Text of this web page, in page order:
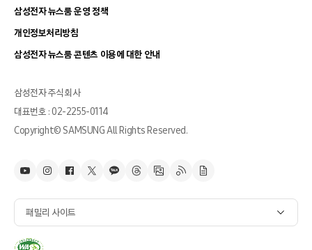
삼성전자 뉴스룸 운영 정책
개인정보처리방침
삼성전자 뉴스룸 콘텐츠 이용에 대한 안내
삼성전자 주식회사
대표번호 : 02-2255-0114
Copyright© SAMSUNG All Rights Reserved.
패밀리 사이트